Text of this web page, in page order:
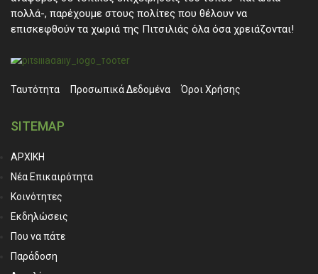
πολλά-, παρέχουμε στους πολίτες που θέλουν να
επισκεφθούν τα χωριά της Πιτσιλιάς όλα όσα χρειάζονται!
Ταυτότητα Προσωπικά ∆εδομένα Όροι Χρήσης
SITEMAP
ΑΡΧΙΚΗ
Νέα Επικαιρότητα
Κοινότητες
Εκδηλώσεις
Που να πάτε
Παράδοση